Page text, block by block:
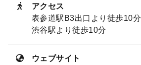
アクセス
表参道駅B3出口より徒歩10分
渋谷駅より徒歩10分
ウェブサイト